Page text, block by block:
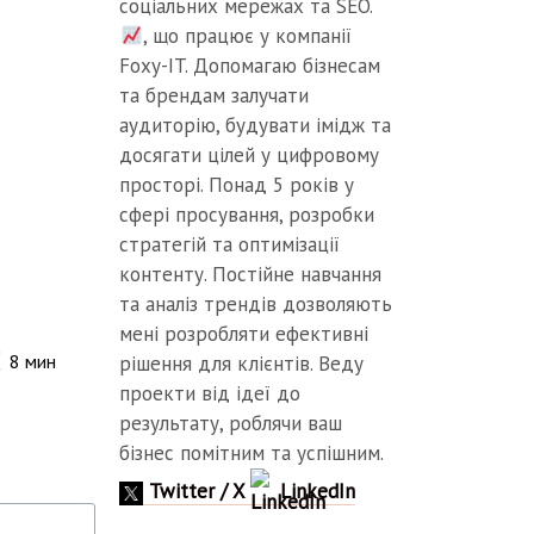
8 мин
соціальних мережах та SEO.
, що працює у компанії
Foxy-IT. Допомагаю бізнесам
та брендам залучати
аудиторію, будувати імідж та
досягати цілей у цифровому
просторі. Понад 5 років у
сфері просування, розробки
стратегій та оптимізації
контенту. Постійне навчання
та аналіз трендів дозволяють
мені розробляти ефективні
рішення для клієнтів. Веду
проекти від ідеї до
результату, роблячи ваш
бізнес помітним та успішним.
Twitter / X
LinkedIn